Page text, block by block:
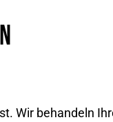
Wir behandeln